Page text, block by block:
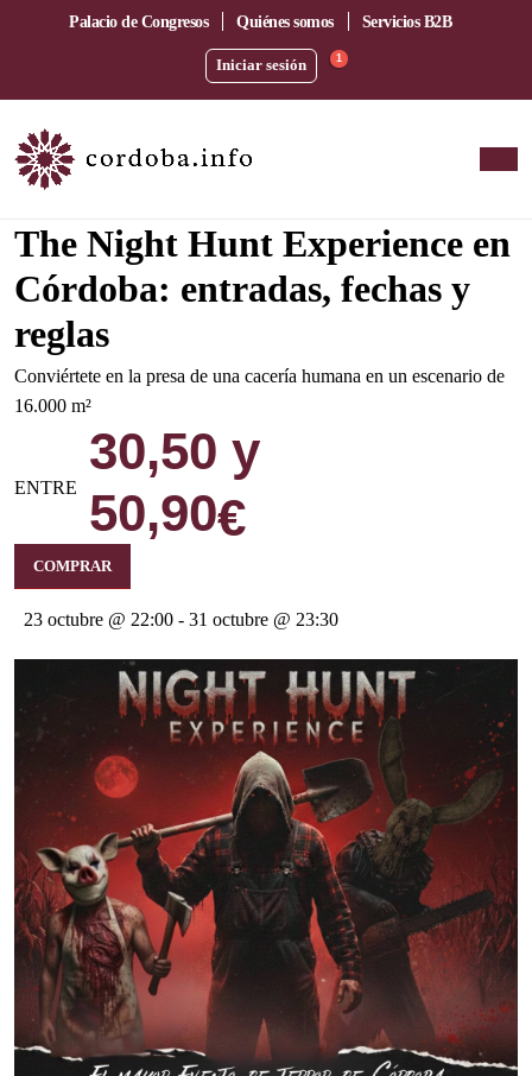
Palacio de Congresos Quiénes somos Servicios B2B
Iniciar sesión 1
The Night Hunt Experience en
Córdoba: entradas, fechas y
reglas
Conviértete en la presa de una cacería humana en un escenario de
16.000 m²
ENTRE
30,50 y
50,90€
COMPRAR
23 octubre @ 22:00 - 31 octubre @ 23:30